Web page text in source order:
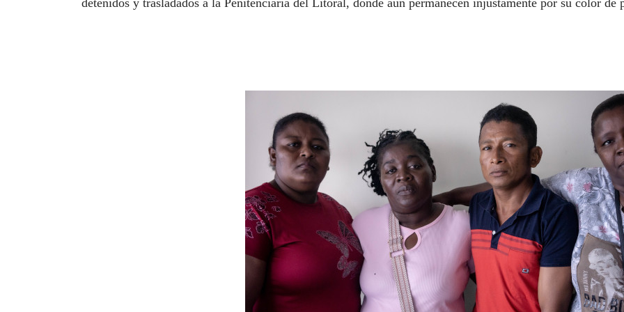
detenidos y trasladados a la Penitenciaria del Litoral, donde aun permanecen injustamente por su color de